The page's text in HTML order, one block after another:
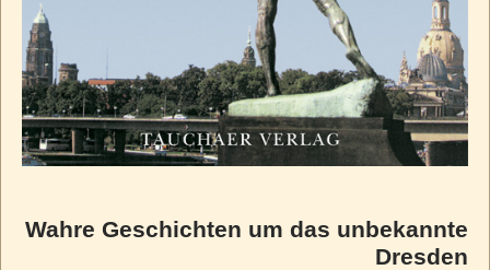
Wahre Geschichten um das unbekannte
Dresden